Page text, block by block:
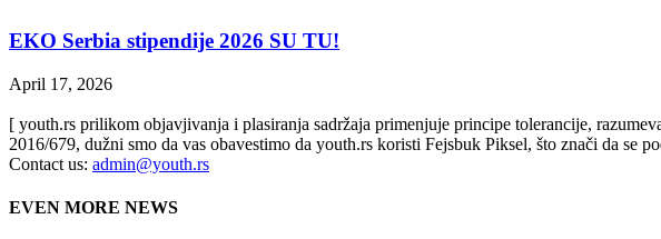
EKO Serbia stipendije 2026 SU TU!
April 17, 2026
[ youth.rs prilikom objavjivanja i plasiranja sadržaja primenjuje principe tolerancije,
2016/679, dužni smo da vas obavestimo da youth.rs koristi Fejsbuk Piksel, što znači da se
Contact us: admin@youth.rs
EVEN MORE NEWS